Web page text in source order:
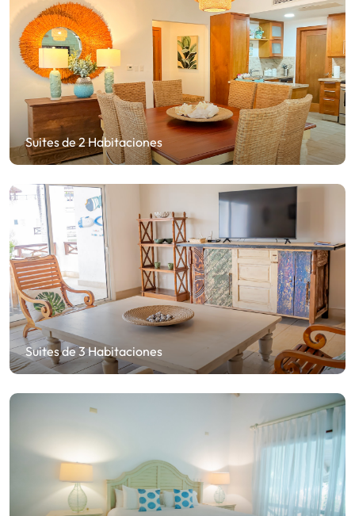
Suites de 2 Habitaciones
Suites de 3 Habitaciones